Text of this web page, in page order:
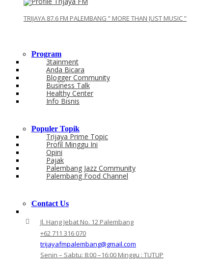
TRIJAYA 87.6 FM PALEMBANG ” MORE THAN JUST MUSIC ”
Program
3tainment
Anda Bicara
Blogger Community
Business Talk
Healthy Center
Info Bisnis
Populer Topik
Trijaya Prime Topic
Profil Minggu Ini
Opini
Pajak
Palembang Jazz Community
Palembang Food Channel
Contact Us
Jl. Hang Jebat No. 12 Palembang
+62 711 316 070
trijayafmpalembang@gmail.com
Senin – Sabtu: 8:00 –16:00 Minggu : TUTUP